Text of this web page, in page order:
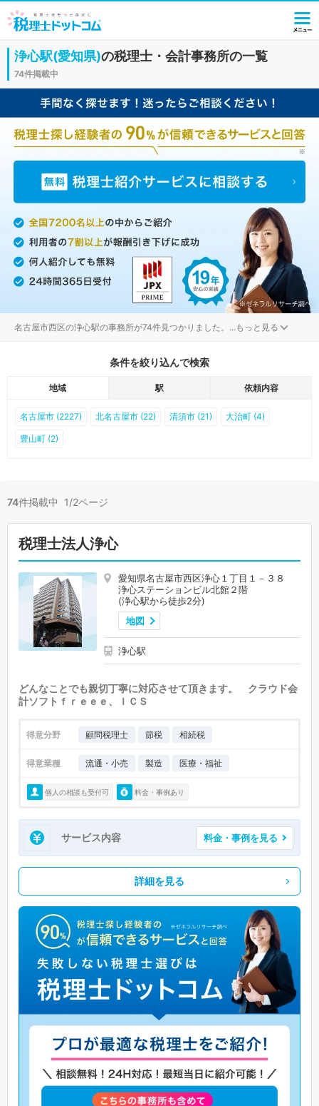
浄心駅(愛知県)の税理士・会計事務所の一覧
74件掲載中
名古屋市西区の浄心駅の事務所が74件見つかりました。 ...もっと見る
条件を絞り込んで検索
地域 駅 依頼内容
名古屋市 (2227) 北名古屋市 (22) 清須市 (21) 大治町 (4)
豊山町 (2)
74件掲載中 1/2ページ
税理士法人浄心
愛知県名古屋市西区浄心１丁目１－３８
浄心ステーションビル北館２階
(浄心駅から徒歩2分)
地図
浄心駅
どんなことでも親切丁寧に対応させて頂きます。 クラウド会
計ソフトｆｒｅｅｅ、ＩＣＳ
得意分野 顧問税理士 節税 相続税
得意業種 流通・小売 製造 医療・福祉
個人の相談も受付可 料金・事例あり
サービス内容 料金・事例を見る
詳細を見る